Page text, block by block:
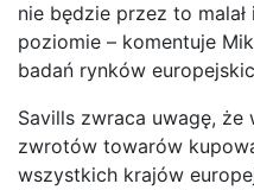
nie będzie przez to
poziomie – komentuje
badań rynków
Savills zwraca uwagę, że
zwrotów towarów
wszystkich krajów